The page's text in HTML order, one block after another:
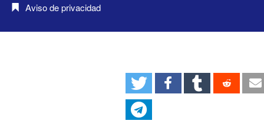
Aviso de privacidad